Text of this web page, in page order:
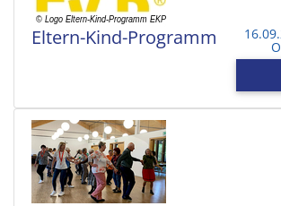
Eltern-Kind-Programm